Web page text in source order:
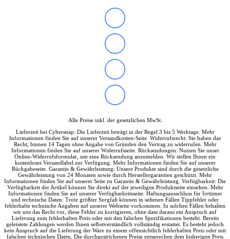
Alle Preise inkl. der gesetzlichen MwSt.
Lieferzeit bei Cybersnap: Die Lieferzeit beträgt in der Regel 3 bis 5 Werktage. Mehr
Informationen finden Sie auf unserer Versandkosten-Seite. Widerrufsrecht: Sie haben das
Recht, binnen 14 Tagen ohne Angabe von Gründen den Vertrag zu widerrufen. Mehr
Informationen finden Sie auf unserer Widerrufsseite. Rücksendungen: Nutzen Sie unser
Online-Widerrufsformular, um eine Rücksendung anzumelden. Wir stellen Ihnen ein
kostenloses Versandlabel zur Verfügung. Mehr Informationen finden Sie auf unserer
Rückgabeseite. Garantie & Gewährleistung: Unsere Produkte sind durch die gesetzliche
Gewährleistung von 24 Monaten sowie durch Herstellergarantien geschützt. Mehr
Informationen finden Sie auf unserer Seite zu Garantie & Gewährleistung. Verfügbarkeit: Die
Verfügbarkeit der Artikel können Sie direkt auf der jeweiligen Produktseite einsehen. Mehr
Informationen finden Sie auf unserer Verfügbarkeitsseite. Haftungsausschluss für Irrtümer
und technische Daten: Trotz größter Sorgfalt können in seltenen Fällen Tippfehler oder
fehlerhafte technische Angaben auf unserer Webseite vorkommen. In solchen Fällen behalten
wir uns das Recht vor, diese Fehler zu korrigieren, ohne dass daraus ein Anspruch auf
Lieferung zum fehlerhaften Preis oder mit den falschen Spezifikationen besteht. Bereits
geleistete Zahlungen werden Ihnen selbstverständlich vollständig erstattet. Es besteht jedoch
kein Anspruch auf die Lieferung der Ware zu einem offensichtlich fehlerhaften Preis oder mit
falschen technischen Daten. Die durchgestrichenen Preise entsprechen dem bisherigen Preis